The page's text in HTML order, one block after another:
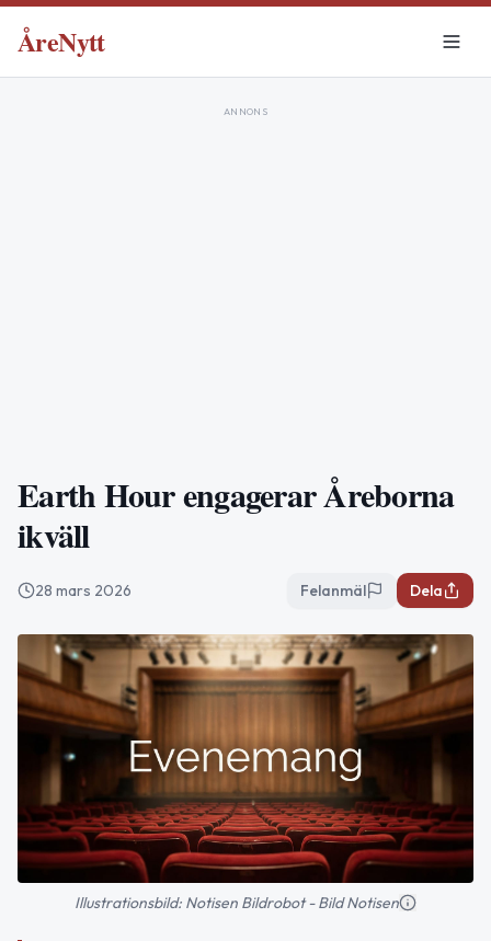
ÅreNytt
ANNONS
Earth Hour engagerar Åreborna
ikväll
28 mars 2026 Felanmäl Dela
Illustrationsbild: Notisen Bildrobot - Bild Notisen